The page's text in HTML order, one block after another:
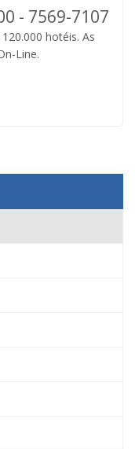
- 7569-7107
hotéis. As
Line.